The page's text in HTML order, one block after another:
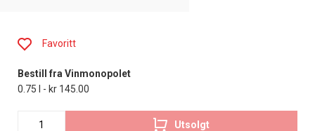
Favoritt
Bestill fra Vinmonopolet
0.75 l - kr 145.00
Utsolgt